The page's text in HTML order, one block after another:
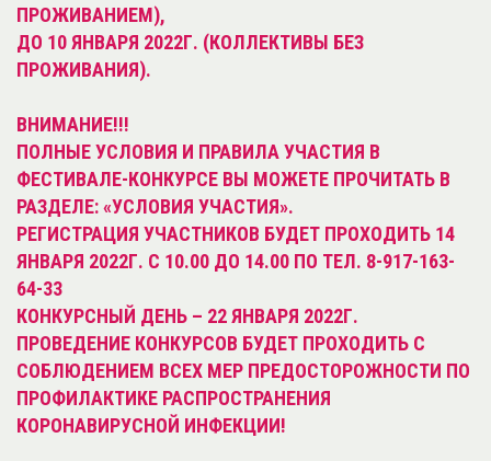
ПРОЖИВАНИЕМ),
ДО 10 ЯНВАРЯ 2022Г. (КОЛЛЕКТИВЫ БЕЗ
ПРОЖИВАНИЯ).
ВНИМАНИЕ!!!
ПОЛНЫЕ УСЛОВИЯ И ПРАВИЛА УЧАСТИЯ В
ФЕСТИВАЛЕ-КОНКУРСЕ ВЫ МОЖЕТЕ ПРОЧИТАТЬ В
РАЗДЕЛЕ: «УСЛОВИЯ УЧАСТИЯ».
РЕГИСТРАЦИЯ УЧАСТНИКОВ БУДЕТ ПРОХОДИТЬ 14
ЯНВАРЯ 2022Г. С 10.00 ДО 14.00 ПО ТЕЛ. 8-917-163-
64-33
КОНКУРСНЫЙ ДЕНЬ – 22 ЯНВАРЯ 2022Г.
ПРОВЕДЕНИЕ КОНКУРСОВ БУДЕТ ПРОХОДИТЬ С
СОБЛЮДЕНИЕМ ВСЕХ МЕР ПРЕДОСТОРОЖНОСТИ ПО
ПРОФИЛАКТИКЕ РАСПРОСТРАНЕНИЯ
КОРОНАВИРУСНОЙ ИНФЕКЦИИ!